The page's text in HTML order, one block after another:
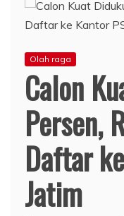
Olah raga
Calon
Persen,
Daftar
Jatim